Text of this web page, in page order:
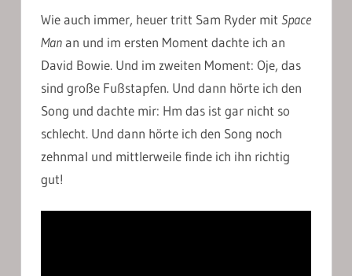
Wie auch immer, heuer tritt Sam Ryder mit Space
Manan und im ersten Moment dachte ich an
David Bowie. Und im zweiten Moment: Oje, das
sind große Fußstapfen. Und dann hörte ich den
Song und dachte mir: Hm das ist gar nicht so
schlecht. Und dann hörte ich den Song noch
zehnmal und mittlerweile finde ich ihn richtig
gut!